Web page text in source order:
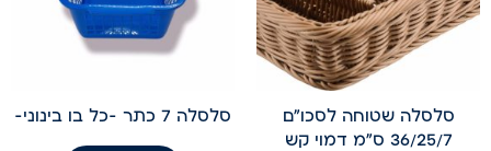
סלסלה שטוחה לסכו"ם
36/25/7 ס"מ דמוי קש
סלסלה 7 כתר -כל בו בינוני-